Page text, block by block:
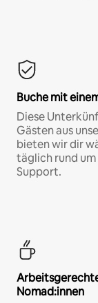
Buche mit
Diese
Gästen aus
bieten wir dir
täglich rund
Support.
Nomad:innen